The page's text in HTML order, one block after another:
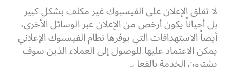
لا تقلق الإعلان على الفيسبوك غير مكلف بشكل كبير
بل أحياناً يكون أرخص من الإعلان عبر الوسائل الأخرى،
أيضاً الاستهدافات التي يوفرها نظام الفيسبوك الإعلاني
يمكن الاعتماد عليها للوصول إلى العملاء الذين سوف